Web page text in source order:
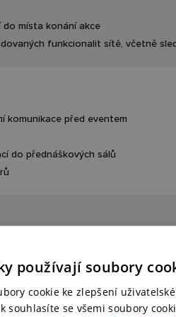
místa konání akce
funkcionalit sítě, včetně
komunikace před eventem
do přednáškových sálů
dotazy na řečníky, zpětnou vazbu
používají soubory
cookie ke zlepšení
souhlasíte se všemi soubory